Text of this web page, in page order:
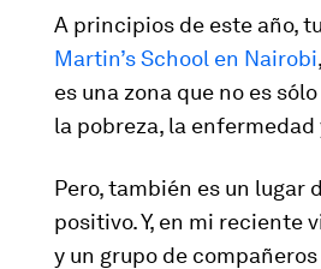
A principios de este año,
Martin’s School en Nairobi
es una zona que no es
la pobreza, la
Pero, también es un lugar
positivo. Y, en mi reciente
y un grupo de